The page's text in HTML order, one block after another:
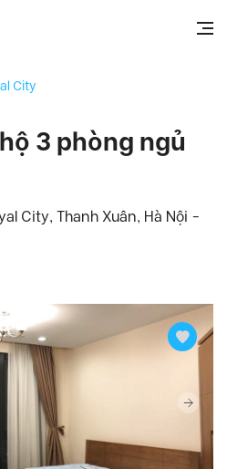
City
3 phòng ngủ
City, Thanh Xuân, Hà Nội -